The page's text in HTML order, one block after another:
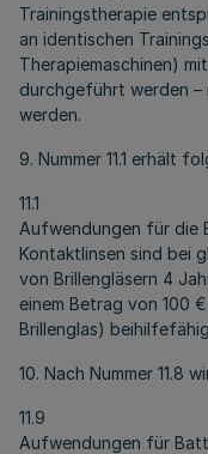
Trainingstherapie
an identischen
Therapiemaschinen)
durchgeführt werden
werden.
9. Nummer 11.1 erhält
11.1
Aufwendungen für die
Kontaktlinsen sind bei
von Brillengläsern 4
einem Betrag von 100
Brillenglas)
10. Nach Nummer 11.8
11.9
Aufwendungen für